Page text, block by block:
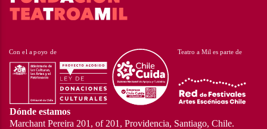
Dónde estamos
Marchant Pereira 201, of 201, Providencia, Santiago, Chile.